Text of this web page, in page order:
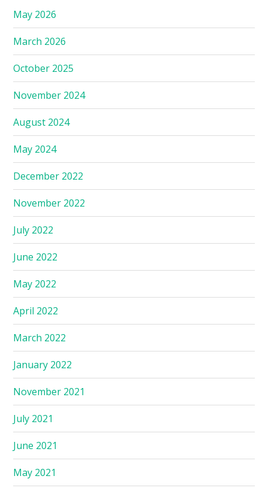
May 2026
March 2026
October 2025
November 2024
August 2024
May 2024
December 2022
November 2022
July 2022
June 2022
May 2022
April 2022
March 2022
January 2022
November 2021
July 2021
June 2021
May 2021